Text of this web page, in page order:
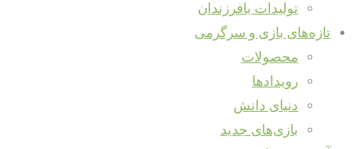
تولیدات بافرزندان
تازه‌های بازی و سرگرمی
محصولات
رویدادها
دنیای دانش
بازی‌های جدید
آموزش و دانش /
سخن بزرگان
خوشبختی چیزی
تازه‌ها و دانستنی‌ها